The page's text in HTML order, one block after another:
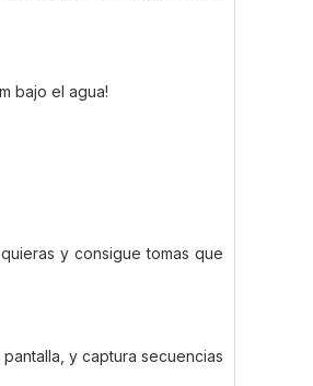
bajo el agua!
y consigue tomas que
y captura secuencias